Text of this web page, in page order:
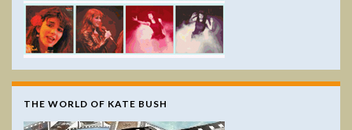
THE WORLD OF KATE BUSH